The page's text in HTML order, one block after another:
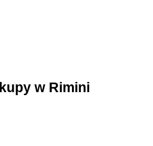
w Rimini